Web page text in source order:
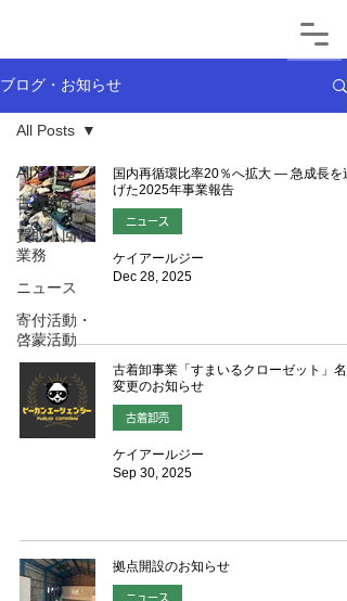
ブログ・お知らせ
All Posts
古着卸売
買取・回収
業務
ニュース
寄付活動・
啓蒙活動
All Posts
国内再循環比率20％へ拡大 ― 急成長を遂
げた2025年事業報告
ニュース
ケイアールジー
Dec 28, 2025
古着卸事業「すまいるクローゼット」名
変更のお知らせ
古着卸売
ケイアールジー
Sep 30, 2025
拠点開設のお知らせ
ニュース